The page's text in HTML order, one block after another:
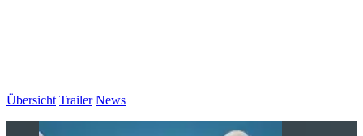
Übersicht Trailer News